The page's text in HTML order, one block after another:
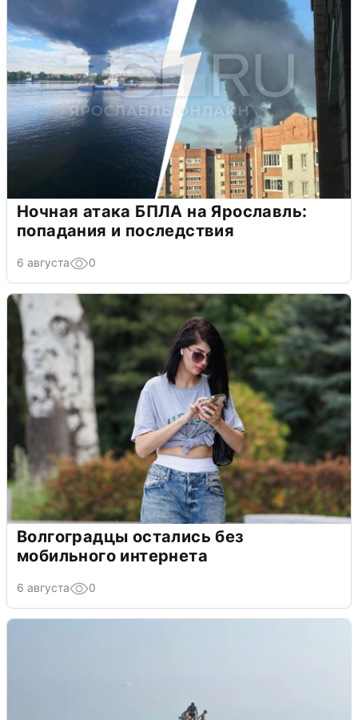
Ночная атака БПЛА на Ярославль:
попадания и последствия
6 августа 0
Волгоградцы остались без
мобильного интернета
6 августа 0